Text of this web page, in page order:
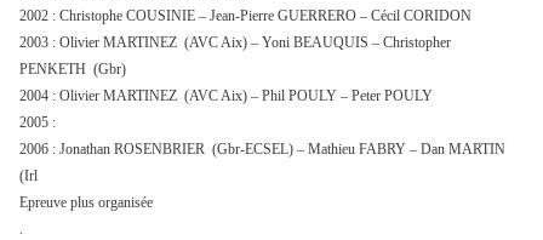
2002 : Christophe COUSINIE – Jean-Pierre GUERRERO – Cécil CORIDON
2003 : Olivier MARTINEZ (AVC Aix) – Yoni BEAUQUIS – Christopher
PENKETH (Gbr)
2004 : Olivier MARTINEZ (AVC Aix) – Phil POULY – Peter POULY
2005 :
2006 : Jonathan ROSENBRIER (Gbr-ECSEL) – Mathieu FABRY – Dan MARTIN
(Irl
Epreuve plus organisée
.